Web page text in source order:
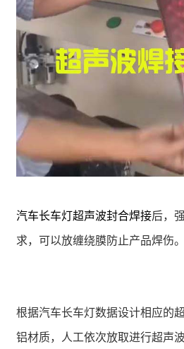
汽车长车灯超声波封合焊接后，
求，可以放缠绕膜防止产品焊伤。
根据汽车长车灯数据设计相应的
铝材质，人工依次放取进行超声波